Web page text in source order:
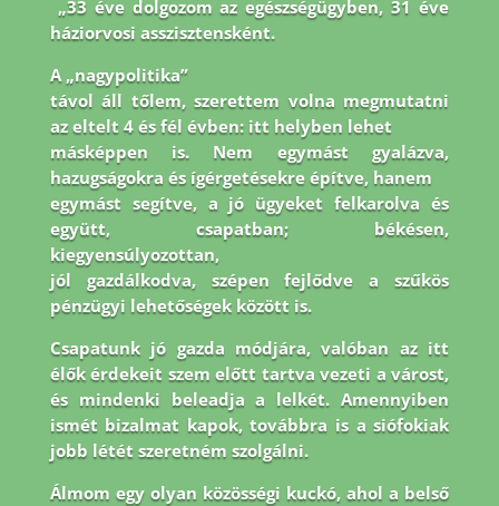
„33 éve dolgozom az egészségügyben, 31 éve
háziorvosi asszisztensként.
A „nagypolitika”
távol áll tőlem, szerettem volna megmutatni
az eltelt 4 és fél évben: itt helyben lehet
másképpen is. Nem egymást gyalázva,
hazugságokra és ígérgetésekre építve, hanem
egymást segítve, a jó ügyeket felkarolva és
együtt, csapatban; békésen,
kiegyensúlyozottan,
jól gazdálkodva, szépen fejlődve a szűkös
pénzügyi lehetőségek között is.
Csapatunk jó gazda módjára, valóban az itt
élők érdekeit szem előtt tartva vezeti a várost,
és mindenki beleadja a lelkét. Amennyiben
ismét bizalmat kapok, továbbra is a siófokiak
jobb létét szeretném szolgálni.
Álmom egy olyan közösségi kuckó, ahol a belső